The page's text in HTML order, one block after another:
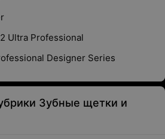
Ultra Professional
Designer Series
Зубные щетки и